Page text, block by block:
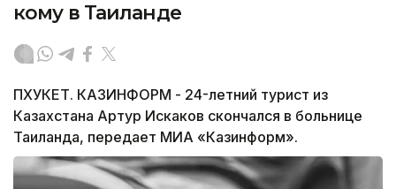
кому в Таиланде
ПХУКЕТ. КАЗИНФОРМ - 24-летний турист из
Казахстана Артур Искаков скончался в больнице
Таиланда, передает МИА «Казинформ».